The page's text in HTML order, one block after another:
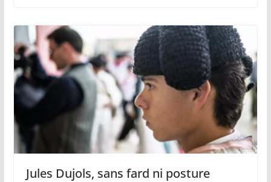
Jules Dujols, sans fard ni posture